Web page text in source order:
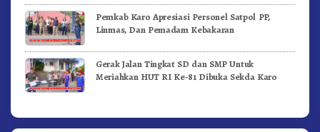
Pemkab Karo Apresiasi Personel Satpol PP,
Linmas, Dan Pemadam Kebakaran
Gerak Jalan Tingkat SD dan SMP Untuk
Meriahkan HUT RI Ke-81 Dibuka Sekda Karo